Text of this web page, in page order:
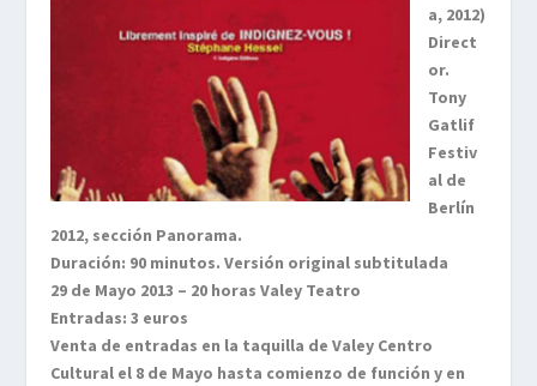
a, 2012)
Direct
or.
Tony
Gatlif
Festiv
al de
Berlín
2012, sección Panorama.
Duración: 90 minutos. Versión original subtitulada
29 de Mayo 2013 – 20 horas Valey Teatro
Entradas: 3 euros
Venta de entradas en la taquilla de Valey Centro
Cultural el 8 de Mayo hasta comienzo de función y en